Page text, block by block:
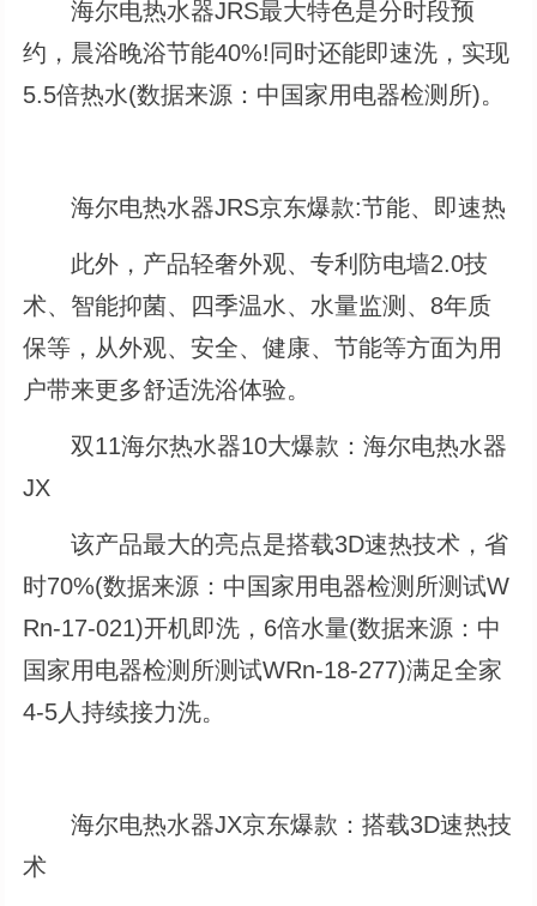
海尔电热水器JRS最大特色是分时段预
约，晨浴晚浴节能40%!同时还能即速洗，实现
5.5倍热水(数据来源：中国家用电器检测所)。
海尔电热水器JRS京东爆款:节能、即速热
此外，产品轻奢外观、专利防电墙2.0技
术、智能抑菌、四季温水、水量监测、8年质
保等，从外观、安全、健康、节能等方面为用
户带来更多舒适洗浴体验。
双11海尔热水器10大爆款：海尔电热水器
JX
该产品最大的亮点是搭载3D速热技术，省
时70%(数据来源：中国家用电器检测所测试W
Rn-17-021)开机即洗，6倍水量(数据来源：中
国家用电器检测所测试WRn-18-277)满足全家
4-5人持续接力洗。
海尔电热水器JX京东爆款：搭载3D速热技
术